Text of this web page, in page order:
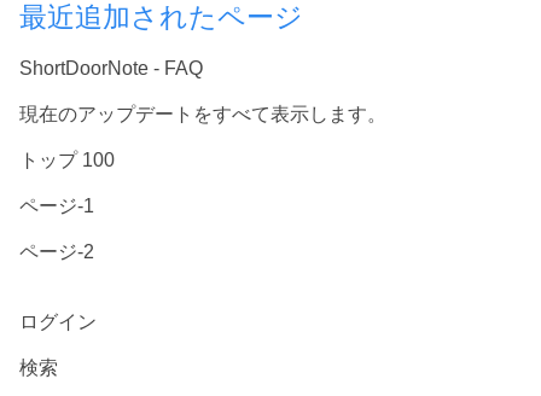
最近追加されたページ
ShortDoorNote - FAQ
現在のアップデートをすべて表示します。
トップ 100
ページ-1
ページ-2
ログイン
検索